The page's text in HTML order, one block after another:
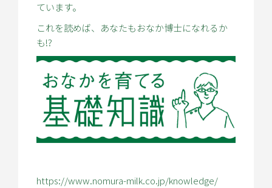
ています。
これを読めば、あなたもおなか博士になれるか
も!?
https://www.nomura-milk.co.jp/knowledge/